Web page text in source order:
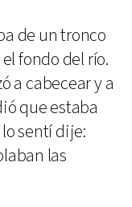
de un tronco
fondo del río.
a cabecear y a
que estaba
sentí dije:
las